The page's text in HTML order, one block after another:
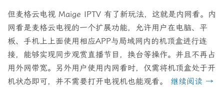
但麦格云电视 Maige IPTV 有了新玩法，这就是内网看。内
网看是麦格云电视的一个扩展功能，允许用户在电脑、平
板、手机上上面使用相应APP与局域网内的机顶盒进行连
接，能够实现同步观赏直播节目，换台等操作。并且不再占
用外网带宽。另外用户使用内网看时，仅需将机顶盒处于开
机状态即可，并不需要打开电视机也能观看。 继续阅读 →